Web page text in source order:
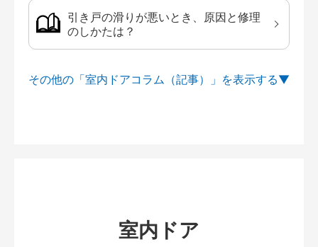
引き戸の滑りが悪いとき、原因と修理
のしかたは？
その他の「室内ドアコラム（記事）」を
室内ドア